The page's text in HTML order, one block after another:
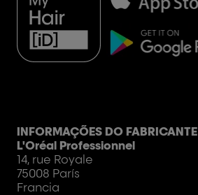
INFORMAÇÕES DO FABRICANTE
L'Oréal Professionnel
14, rue Royale
75008 París
Francia